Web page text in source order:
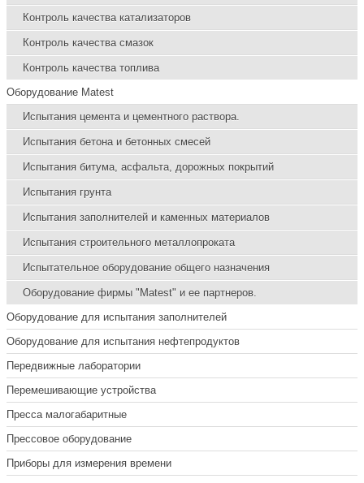
Контроль качества катализаторов
Контроль качества смазок
Контроль качества топлива
Оборудование Matest
Испытания цемента и цементного раствора.
Испытания бетона и бетонных смесей
Испытания битума, асфальта, дорожных покрытий
Испытания грунта
Испытания заполнителей и каменных материалов
Испытания строительного металлопроката
Испытательное оборудование общего назначения
Оборудование фирмы "Matest" и ее партнеров.
Оборудование для испытания заполнителей
Оборудование для испытания нефтепродуктов
Передвижные лаборатории
Перемешивающие устройства
Пресса малогабаритные
Прессовое оборудование
Приборы для измерения времени